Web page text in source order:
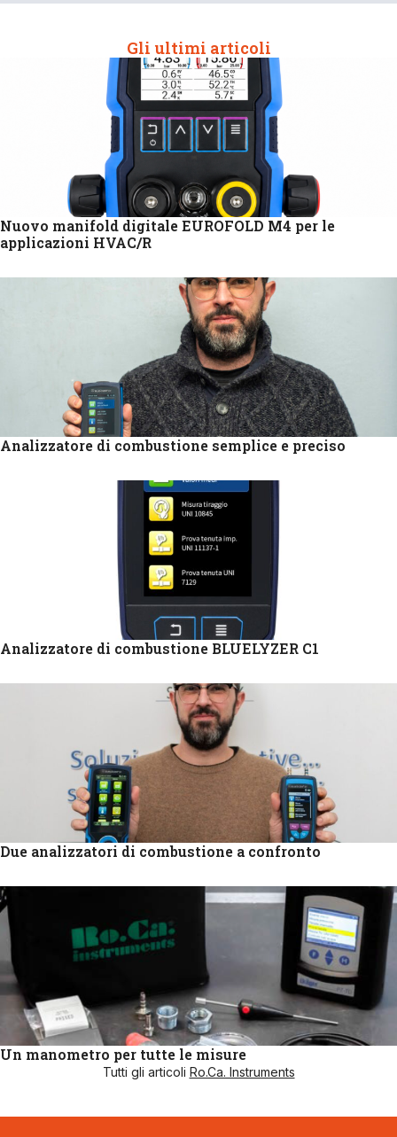
Gli ultimi articoli
Nuovo manifold digitale EUROFOLD M4 per le
applicazioni HVAC/R
Analizzatore di combustione semplice e preciso
Analizzatore di combustione BLUELYZER C1
Due analizzatori di combustione a confronto
Un manometro per tutte le misure
Tutti gli articoli Ro.Ca. Instruments